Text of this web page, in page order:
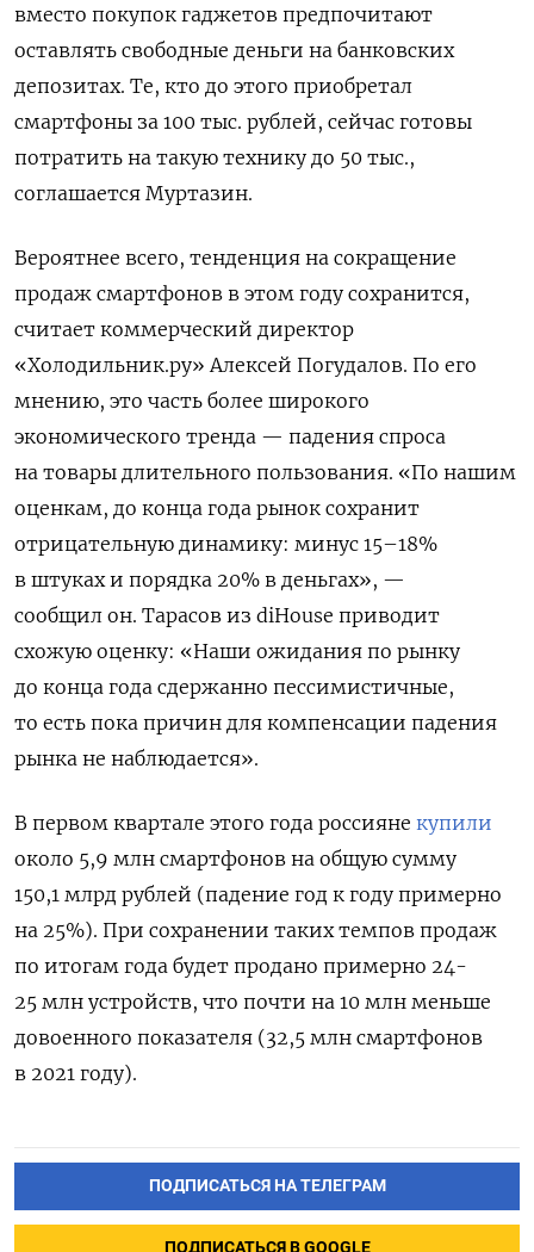
вместо покупок гаджетов предпочитают
оставлять свободные деньги на банковских
депозитах. Те, кто до этого приобретал
смартфоны за 100 тыс. рублей, сейчас готовы
потратить на такую технику до 50 тыс.,
соглашается Муртазин.
Вероятнее всего, тенденция на сокращение
продаж смартфонов в этом году сохранится,
считает коммерческий директор
«Холодильник.ру» Алексей Погудалов. По его
мнению, это часть более широкого
экономического тренда — падения спроса
на товары длительного пользования. «По нашим
оценкам, до конца года рынок сохранит
отрицательную динамику: минус 15–18%
в штуках и порядка 20% в деньгах», —
сообщил он. Тарасов из diHouse приводит
схожую оценку: «Наши ожидания по рынку
до конца года сдержанно пессимистичные,
то есть пока причин для компенсации падения
рынка не наблюдается».
В первом квартале этого года россияне купили
около 5,9 млн смартфонов на общую сумму
150,1 млрд рублей (падение год к году примерно
на 25%). При сохранении таких темпов продаж
по итогам года будет продано примерно 24-
25 млн устройств, что почти на 10 млн меньше
довоенного показателя (32,5 млн смартфонов
в 2021 году).
ПОДПИСАТЬСЯ НА ТЕЛЕГРАМ
ПОДПИСАТЬСЯ В GOOGLE